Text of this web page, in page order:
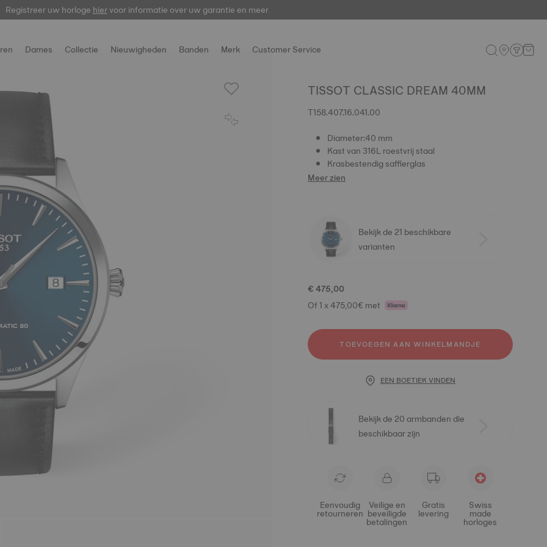
Registreer uw horlogehiervoor informatie over uw garantie en meer
Dames Collectie Nieuwigheden Banden Merk Customer Service
TISSOT CLASSIC DREAM 40MM
T158.407.16.041.00
Diameter:40 mm
Kast van 316L roestvrij staal
Krasbestendig saffierglas
Meer zien
Bekijk de 21 beschikbare
varianten
€ 475,00
Of 1 x 475,00€ met
TOEVOEGEN AAN WINKELMANDJE
EEN BOETIEK VINDEN
Bekijk de 20 armbanden die
beschikbaar zijn
Eenvoudig
retourneren
Veilige en
beveiligde
betalingen
Gratis
levering
Swiss
made
horloges